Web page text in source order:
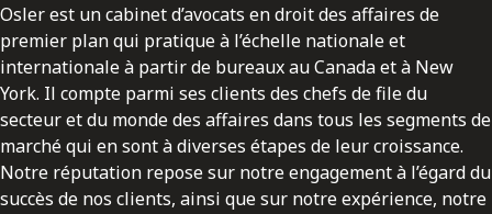
Osler est un cabinet d’avocats en droit des affaires de
premier plan qui pratique à l’échelle nationale et
internationale à partir de bureaux au Canada et à New
York. Il compte parmi ses clients des chefs de file du
secteur et du monde des affaires dans tous les segments de
marché qui en sont à diverses étapes de leur croissance.
Notre réputation repose sur notre engagement à l’égard du
succès de nos clients, ainsi que sur notre expérience, notre